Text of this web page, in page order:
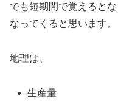
でも短期間で覚えると
なってくると思います。
地理は、
生産量